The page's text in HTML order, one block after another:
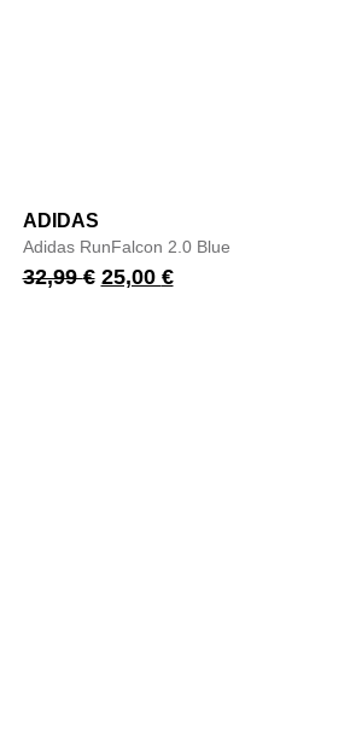
ADIDAS
Adidas RunFalcon 2.0 Blue
32,99€ 25,00 €